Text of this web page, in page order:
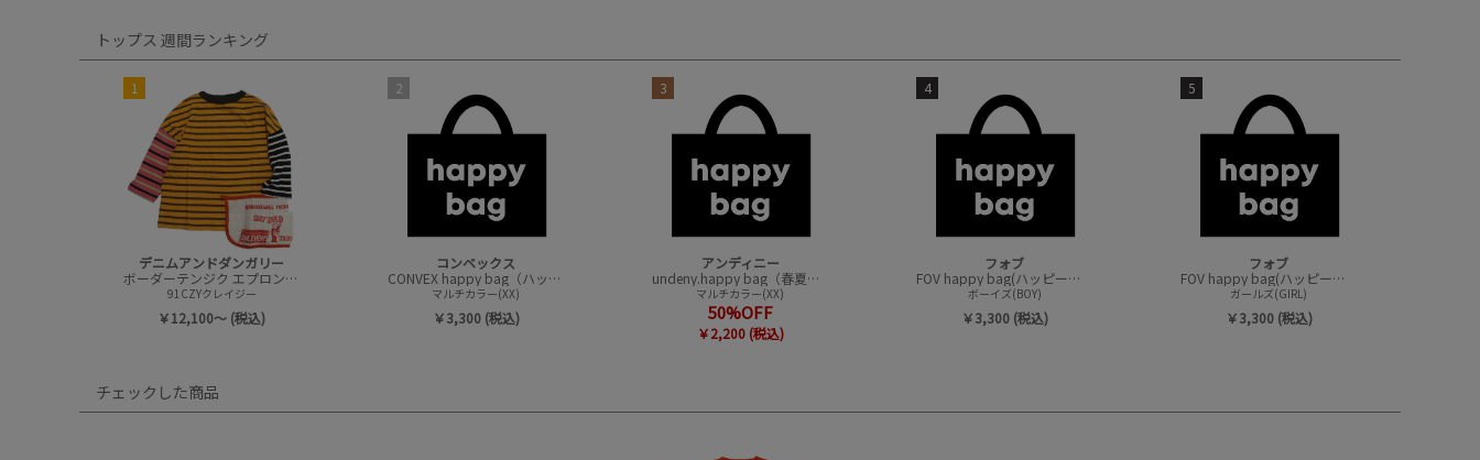
トップス 週間ランキング
1
デニムアンドダンガリー
ボーダーテンジク エプロンツキ L/S TEE(8分袖)
91CZYクレイジー
￥12,100～ (税込)
2
コンベックス
CONVEX happy bag（ハッピーバック）
マルチカラー(XX)
￥3,300 (税込)
3
アンディニー
undeny.happy bag（春夏アイテムハッピーバック）
マルチカラー(XX)
50%OFF
￥2,200 (税込)
4
フォブ
FOV happy bag(ハッピーバック/トップスセット)
ボーイズ(BOY)
￥3,300 (税込)
5
フォブ
FOV happy bag(ハッピーバック/トップスセット)
ガールズ(GIRL)
￥3,300 (税込)
チェックした商品